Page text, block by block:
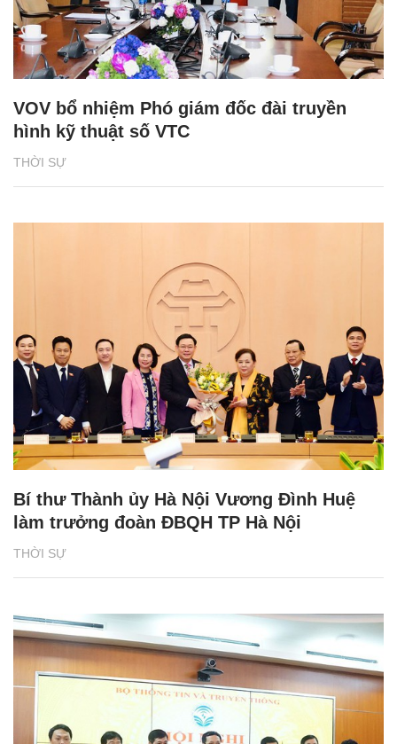
THỜI SỰ
VOV bổ nhiệm Phó giám đốc đài truyền
hình kỹ thuật số VTC
THỜI SỰ
Bí thư Thành ủy Hà Nội Vương Đình Huệ
làm trưởng đoàn ĐBQH TP Hà Nội